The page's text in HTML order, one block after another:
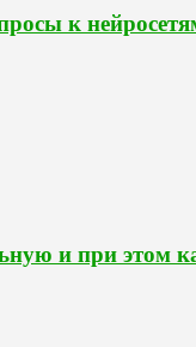
к
и при этом